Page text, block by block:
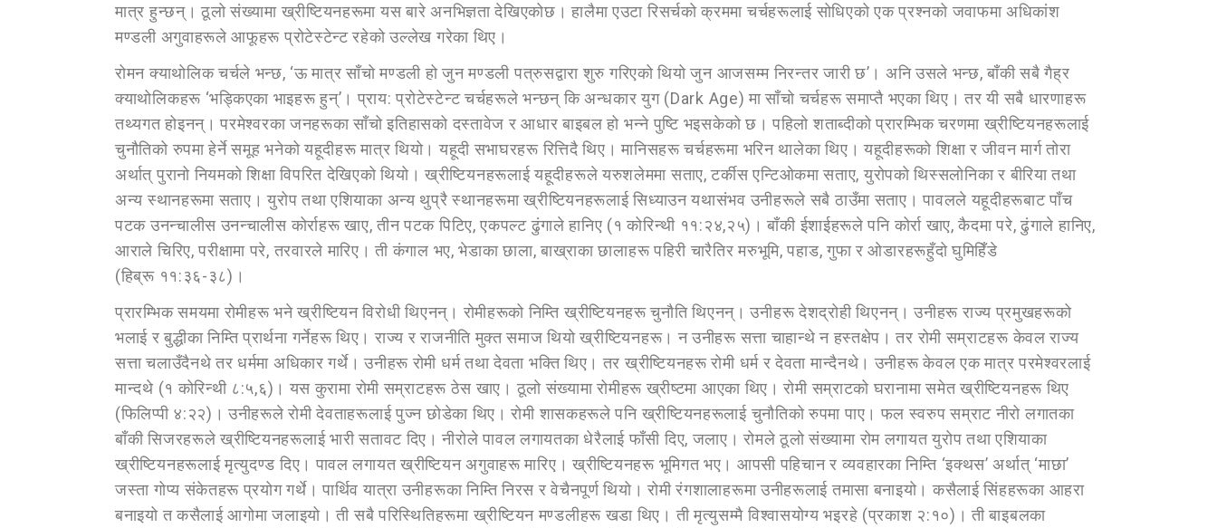
मात्र हुन्छन्। ठूलो संख्यामा ख्रीष्टियनहरूमा यस बारे अनभिज्ञता देखिएकोछ। हालैमा एउटा रिसर्चको क्रममा चर्चहरूलाई सोधिएको एक प्रश्नको जवाफमा अधिकांश
मण्डली अगुवाहरूले आफूहरू प्रोटेस्टेन्ट रहेको उल्लेख गरेका थिए।
रोमन क्याथोलिक चर्चले भन्छ, ‘ऊ मात्र साँचो मण्डली हो जुन मण्डली पत्रुसद्वारा शुरु गरिएको थियो जुन आजसम्म निरन्तर जारी छ’। अनि उसले भन्छ, बाँकी सबै गैह्र
क्याथोलिकहरू ‘भड्किएका भाइहरू हुन्’। प्राय: प्रोटेस्टेन्ट चर्चहरूले भन्छन् कि अन्धकार युग (Dark Age) मा साँचो चर्चहरू समाप्तै भएका थिए। तर यी सबै धारणाहरू
तथ्यगत होइनन्। परमेश्वरका जनहरूका साँचो इतिहासको दस्तावेज र आधार बाइबल हो भन्ने पुष्टि भइसकेको छ। पहिलो शताब्दीको प्रारम्भिक चरणमा ख्रीष्टियनहरूलाई
चुनौतिको रुपमा हेर्ने समूह भनेको यहूदीहरू मात्र थियो। यहूदी सभाघरहरू रित्तिदै थिए। मानिसहरू चर्चहरूमा भरिन थालेका थिए। यहूदीहरूको शिक्षा र जीवन मार्ग तोरा
अर्थात् पुरानो नियमको शिक्षा विपरित देखिएको थियो। ख्रीष्टियनहरूलाई यहूदीहरूले यरुशलेममा सताए, टर्कीस एन्टिओकमा सताए, युरोपको थिस्सलोनिका र बीरिया तथा
अन्य स्थानहरूमा सताए। युरोप तथा एशियाका अन्य थुप्रै स्थानहरूमा ख्रीष्टियनहरूलाई सिध्याउन यथासंभव उनीहरूले सबै ठाउँमा सताए। पावलले यहूदीहरूबाट पाँच
पटक उनन्चालीस उनन्चालीस कोर्राहरू खाए, तीन पटक पिटिए, एकपल्ट ढुंगाले हानिए (१ कोरिन्थी ११:२४,२५)। बाँकी ईशाईहरूले पनि कोर्रा खाए, कैदमा परे, ढुंगाले हानिए,
आराले चिरिए, परीक्षामा परे, तरवारले मारिए। ती कंगाल भए, भेडाका छाला, बाख्राका छालाहरू पहिरी चारैतिर मरुभूमि, पहाड, गुफा र ओडारहरूहुँदो घुमिहिँडे
(हिब्रू ११:३६-३८)।
प्रारम्भिक समयमा रोमीहरू भने ख्रीष्टियन विरोधी थिएनन्। रोमीहरूको निम्ति ख्रीष्टियनहरू चुनौति थिएनन्। उनीहरू देशद्रोही थिएनन्। उनीहरू राज्य प्रमुखहरूको
भलाई र बुद्धीका निम्ति प्रार्थना गर्नेहरू थिए। राज्य र राजनीति मुक्त समाज थियो ख्रीष्टियनहरू। न उनीहरू सत्ता चाहान्थे न हस्तक्षेप। तर रोमी सम्राटहरू केवल राज्य
सत्ता चलाउँदैनथे तर धर्ममा अधिकार गर्थे। उनीहरू रोमी धर्म तथा देवता भक्ति थिए। तर ख्रीष्टियनहरू रोमी धर्म र देवता मान्दैनथे। उनीहरू केवल एक मात्र परमेश्वरलाई
मान्दथे (१ कोरिन्थी ८:५,६)। यस कुरामा रोमी सम्राटहरू ठेस खाए। ठूलो संख्यामा रोमीहरू ख्रीष्टमा आएका थिए। रोमी सम्राटको घरानामा समेत ख्रीष्टियनहरू थिए
(फिलिप्पी ४:२२)। उनीहरूले रोमी देवताहरूलाई पुज्न छोडेका थिए। रोमी शासकहरूले पनि ख्रीष्टियनहरूलाई चुनौतिको रुपमा पाए। फल स्वरुप सम्राट नीरो लगातका
बाँकी सिजरहरूले ख्रीष्टियनहरूलाई भारी सतावट दिए। नीरोले पावल लगायतका धेरैलाई फाँसी दिए, जलाए। रोमले ठूलो संख्यामा रोम लगायत युरोप तथा एशियाका
ख्रीष्टियनहरूलाई मृत्युदण्ड दिए। पावल लगायत ख्रीष्टियन अगुवाहरू मारिए। ख्रीष्टियनहरू भूमिगत भए। आपसी पहिचान र व्यवहारका निम्ति ‘इक्थस’ अर्थात् ‘माछा’
जस्ता गोप्य संकेतहरू प्रयोग गर्थे। पार्थिव यात्रा उनीहरूका निम्ति निरस र वेचैनपूर्ण थियो। रोमी रंगशालाहरूमा उनीहरूलाई तमासा बनाइयो। कसैलाई सिंहहरूका आहरा
बनाइयो त कसैलाई आगोमा जलाइयो। ती सबै परिस्थितिहरूमा ख्रीष्टियन मण्डलीहरू खडा थिए। ती मृत्युसम्मै विश्वासयोग्य भइरहे (प्रकाश २:१०)। ती बाइबलका